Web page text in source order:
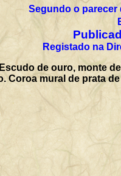
Segundo o parecer
Registado na
Escudo de ouro, monte
Coroa mural de prata